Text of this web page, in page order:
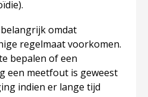
omdat
regelmaat voorkomen.
bepalen of een
een meetfout is geweest
indien er lange tijd